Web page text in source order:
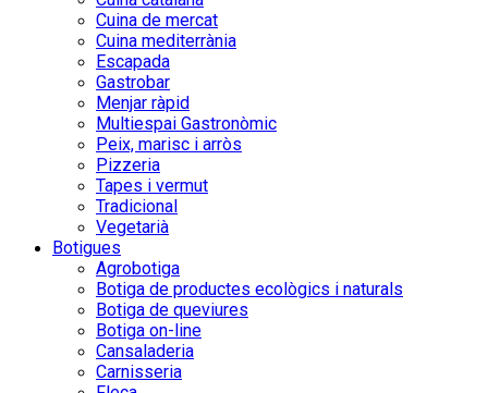
Cuina de mercat
Cuina mediterrània
Escapada
Gastrobar
Menjar ràpid
Multiespai Gastronòmic
Peix, marisc i arròs
Pizzeria
Tapes i vermut
Tradicional
Vegetarià
Botigues
Agrobotiga
Botiga de productes ecològics i naturals
Botiga de queviures
Botiga on-line
Cansaladeria
Carnisseria